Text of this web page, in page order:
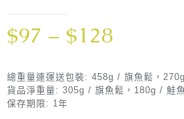
$97 – $128
總重量連運送包裝: 458g / 旗魚鬆，
貨品淨重量: 305g / 旗魚鬆，180g / 鮭
保存期限: 1年